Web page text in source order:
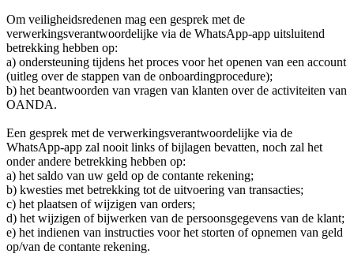
Om veiligheidsredenen mag een gesprek met de
verwerkingsverantwoordelijke via de WhatsApp-app uitsluitend
betrekking hebben op:
a) ondersteuning tijdens het proces voor het openen van een account
(uitleg over de stappen van de onboardingprocedure);
b) het beantwoorden van vragen van klanten over de activiteiten van
OANDA.
Een gesprek met de verwerkingsverantwoordelijke via de
WhatsApp-app zal nooit links of bijlagen bevatten, noch zal het
onder andere betrekking hebben op:
a) het saldo van uw geld op de contante rekening;
b) kwesties met betrekking tot de uitvoering van transacties;
c) het plaatsen of wijzigen van orders;
d) het wijzigen of bijwerken van de persoonsgegevens van de klant;
e) het indienen van instructies voor het storten of opnemen van geld
op/van de contante rekening.